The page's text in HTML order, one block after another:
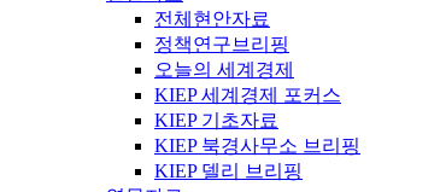
전체현안자료
정책연구브리핑
오늘의 세계경제
KIEP 세계경제 포커스
KIEP 기초자료
KIEP 북경사무소 브리핑
KIEP 델리 브리핑